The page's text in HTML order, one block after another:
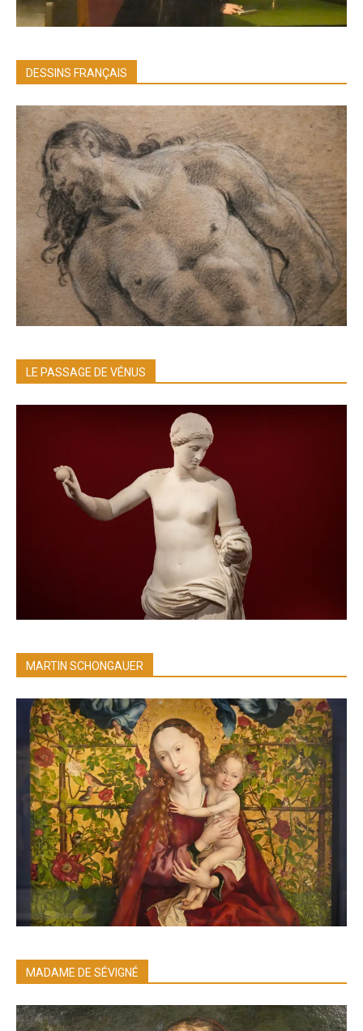
DESSINS FRANÇAIS
LE PASSAGE DE VÉNUS
MARTIN SCHONGAUER
MADAME DE SÉVIGNÉ